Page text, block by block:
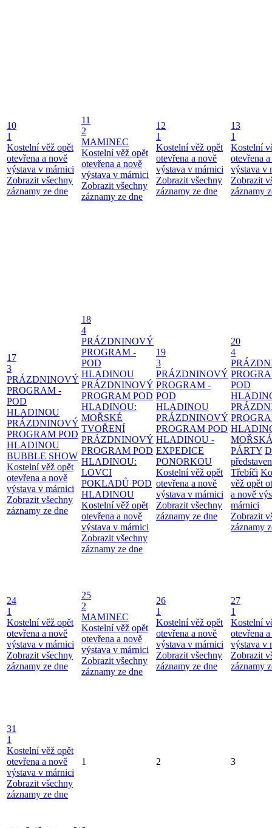
10
1
Kostelní věž opět
otevřena a nově
výstava v márnici
Zobrazit všechny
záznamy ze dne
11
2
MAMINEC
Kostelní věž opět
otevřena a nově
výstava v márnici
Zobrazit všechny
záznamy ze dne
12
1
Kostelní věž opět
otevřena a nově
výstava v márnici
Zobrazit všechny
záznamy ze dne
13
1
Kostelní
otevřena
výstava v
Zobrazit
záznamy
17
3
PRÁZDNINOVÝ
PROGRAM -
POD
HLADINOU
PRÁZDNINOVÝ
PROGRAM POD
HLADINOU
BUBBLE SHOW
Kostelní věž opět
otevřena a nově
výstava v márnici
Zobrazit všechny
záznamy ze dne
18
4
PRÁZDNINOVÝ
PROGRAM -
POD
HLADINOU
PRÁZDNINOVÝ
PROGRAM POD
HLADINOU:
MOŘSKÉ
TVOŘENÍ
PRÁZDNINOVÝ
PROGRAM POD
HLADINOU:
LOVCI
POKLADŮ POD
HLADINOU
Kostelní věž opět
otevřena a nově
výstava v márnici
Zobrazit všechny
záznamy ze dne
19
3
PRÁZDNINOVÝ
PROGRAM -
POD
HLADINOU
PRÁZDNINOVÝ
PROGRAM POD
HLADINOU -
EXPEDICE
PONORKOU
Kostelní věž opět
otevřena a nově
výstava v márnici
Zobrazit všechny
záznamy ze dne
20
4
POD
PÁRTY
Třebíči
věž opět
a nově
márnici
Zobrazit
záznamy
24
1
Kostelní věž opět
otevřena a nově
výstava v márnici
Zobrazit všechny
záznamy ze dne
25
2
MAMINEC
Kostelní věž opět
otevřena a nově
výstava v márnici
Zobrazit všechny
záznamy ze dne
26
1
Kostelní věž opět
otevřena a nově
výstava v márnici
Zobrazit všechny
záznamy ze dne
27
1
Kostelní
otevřena
výstava v
Zobrazit
záznamy
31
1
Kostelní věž opět
otevřena a nově
výstava v márnici
Zobrazit všechny
záznamy ze dne
1 2 3